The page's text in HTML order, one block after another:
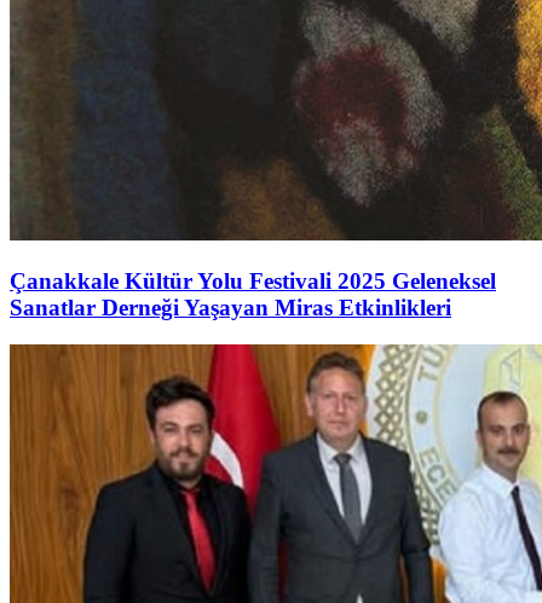
Çanakkale Kültür Yolu Festivali 2025 Geleneksel
Sanatlar Derneği Yaşayan Miras Etkinlikleri